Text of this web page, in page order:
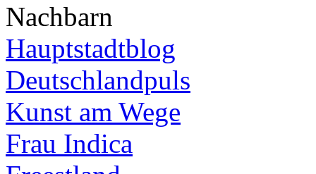
Nachbarn
Hauptstadtblog
Deutschlandpuls
Kunst am Wege
Frau Indica